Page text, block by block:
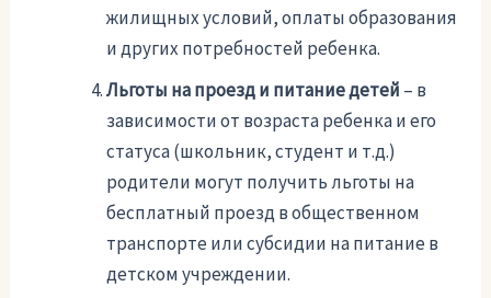
жилищных условий, оплаты образования
и других потребностей ребенка.
Льготы на проезд и питание детей – в
зависимости от возраста ребенка и его
статуса (школьник, студент и т.д.)
родители могут получить льготы на
бесплатный проезд в общественном
транспорте или субсидии на питание в
детском учреждении.